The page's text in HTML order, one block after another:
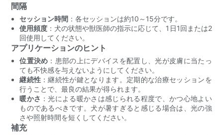
間隔
セッション時間 ：各セッションは約10～15分です。
使用頻度 ：犬の状態や獣医師の指示に応じて、1日1回または2
回使用してください。
アプリケーションのヒント
位置決め ：患部の上にデバイスを配置し、光が皮膚に当たっ
ても不快感を与えないようにしてください。
継続性 ：継続性が鍵となります。定期的な治療セッションを
行うことで、最良の結果が得られます。
暖かさ ：光による暖かさは感じられる程度で、かつ心地よい
ものであるべきです。犬が暑すぎると感じる場合は、光の強
さや照射時間を短くしてください。
補充